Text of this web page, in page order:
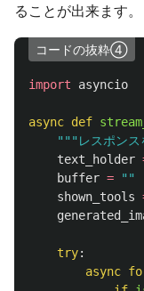
ることが出来ます。
コードの抜粋④
import asyncio
async def
""" レスポン
text_holder
buffer =
""
shown_tools
try:
async